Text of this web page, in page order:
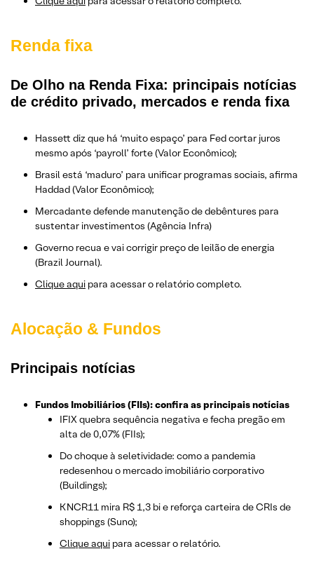
Renda fixa
De Olho na Renda Fixa: principais notícias
de crédito privado, mercados e renda fixa
Hassett diz que há ‘muito espaço’ para Fed cortar juros
mesmo após ‘payroll’ forte (Valor Econômico);
Brasil está ‘maduro’ para unificar programas sociais, afirma
Haddad (Valor Econômico);
Mercadante defende manutenção de debêntures para
sustentar investimentos (Agência Infra)
Governo recua e vai corrigir preço de leilão de energia
(Brazil Journal).
Clique aqui para acessar o relatório completo.
Alocação & Fundos
Principais notícias
Fundos Imobiliários (FIIs): confira as principais notícias
IFIX quebra sequência negativa e fecha pregão em
alta de 0,07% (FIIs);
Do choque à seletividade: como a pandemia
redesenhou o mercado imobiliário corporativo
(Buildings);
KNCR11 mira R$ 1,3 bi e reforça carteira de CRIs de
shoppings (Suno);
Clique aqui para acessar o relatório.